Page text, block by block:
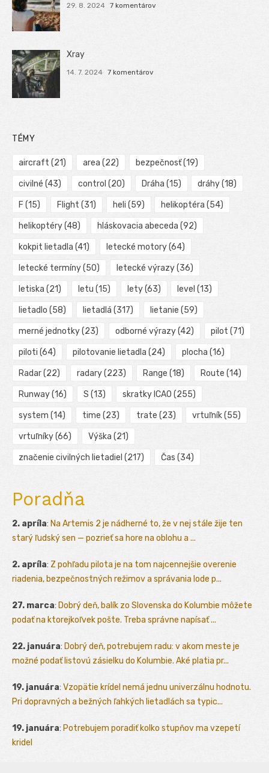
29. 8. 2024 7 komentárov
Xray
14. 7. 2024 7 komentárov
TÉMY
aircraft (21) area (22) bezpečnosť(19)
civilné (43) control (20) Dráha (15) dráhy(18)
F (15) Flight (31) heli (59) helikoptéra (54)
helikoptéry(48) hláskovacia abeceda (92)
kokpit lietadla (41) letecké motory(64)
letecké termíny(50) letecké výrazy(36)
letiska (21) letu (15) lety(63) level (13)
lietadlo (58) lietadlá (317) lietanie (59)
merné jednotky(23) odborné výrazy(42) pilot (71)
piloti (64) pilotovanie lietadla (24) plocha (16)
Radar(22) radary(223) Range (18) Route (14)
Runway(16) S (13) skratky ICAO (255)
system (14) time (23) trate (23) vrtuľník(55)
vrtuľníky(66) Výška (21)
značenie civilných lietadiel (217) Čas (34)
Poradňa
2. apríla: Na Artemis 2 je nádherné to, že v nej stále žije ten
starý ľudský sen — pozrieť sa hore na oblohu a ...
2. apríla: Z pohľadu pilota je na tom najcennejšie overenie
riadenia, bezpečnostných režimov a správania lode p...
27. marca: Dobrý deň, balík zo Slovenska do Kolumbie môžete
podať na ktorejkoľvek pošte. Treba správne napísať ...
22. januára: Dobrý deň, potrebujem radu: v akom meste je
možné podať listovú zásielku do Kolumbie. Aké platia pr...
19. januára: Vzopätie krídel nemá jednu univerzálnu hodnotu.
Pri dopravných a bežných ľahkých lietadlách sa typic...
19. januára: Potrebujem poradiť kolko stupňov ma vzepetí
kridel